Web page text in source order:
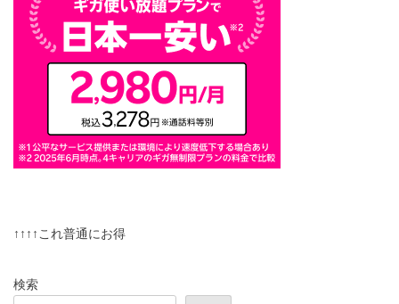
↑↑↑↑これ普通にお得
検索